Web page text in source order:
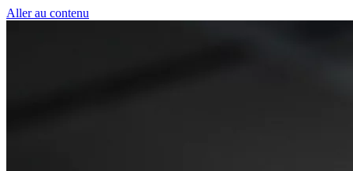
Aller au contenu
Panneau de gestion des cookies